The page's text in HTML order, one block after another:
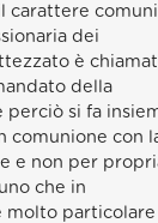
carattere
dei
è
della
perciò si fa
comunione con
e non per
che in
molto